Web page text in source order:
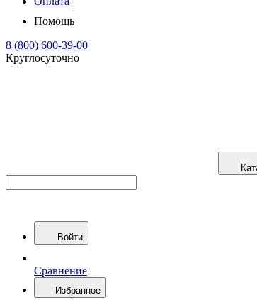
Помощь
8 (800) 600-39-00
Круглосуточно
Войти
Сравнение
Избранное